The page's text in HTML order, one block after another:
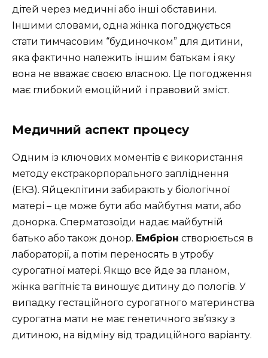
дітей через медичні або інші обставини.
Іншими словами, одна жінка погоджується
стати тимчасовим “будиночком” для дитини,
яка фактично належить іншим батькам і яку
вона не вважає своєю власною. Це погодження
має глибокий емоційний і правовий зміст.
Медичний аспект процесу
Одним із ключових моментів є використання
методу екстракорпорального запліднення
(ЕКЗ). Яйцеклітини забирають у біологічної
матері – це може бути або майбутня мати, або
донорка. Сперматозоїди надає майбутній
батько або також донор. Ембріон створюється в
лабораторії, а потім переносять в утробу
сурогатної матері. Якщо все йде за планом,
жінка вагітніє та виношує дитину до пологів. У
випадку гестаційного сурогатного материнства
сурогатна мати не має генетичного зв’язку з
дитиною, на відміну від традиційного варіанту.